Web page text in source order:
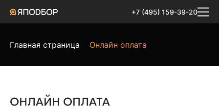
+7 (495) 159-39-20
Главная страница Онлайн оплата
ОНЛАЙН ОПЛАТА